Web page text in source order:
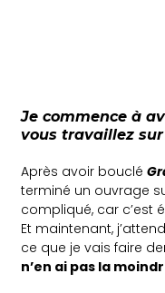
Je commence à
vous travaillez
Après avoir bouclé
terminé un ouvrage
compliqué, car c’est
Et maintenant,
ce que je vais faire
n’en ai pas la